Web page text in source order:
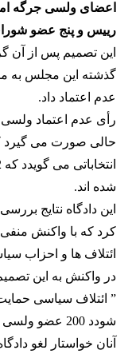
اعضای ولسی جرگه
رییس و پنج عضو
این تصمیم پس از آن
گذشته این مجلس به
عدم اعتماد داد.
رأی عدم اعتماد
حالی صورت می گیرد
شده اند.
این دادگاه نتایج
کرد که با واکنش
ائتلاف ها و احزاب
در واکنش به این
” ائتلاف سیاسی
شودد 200 عضو ولسی جرگه اعضای آن هستند.
آنان خواستار لغو